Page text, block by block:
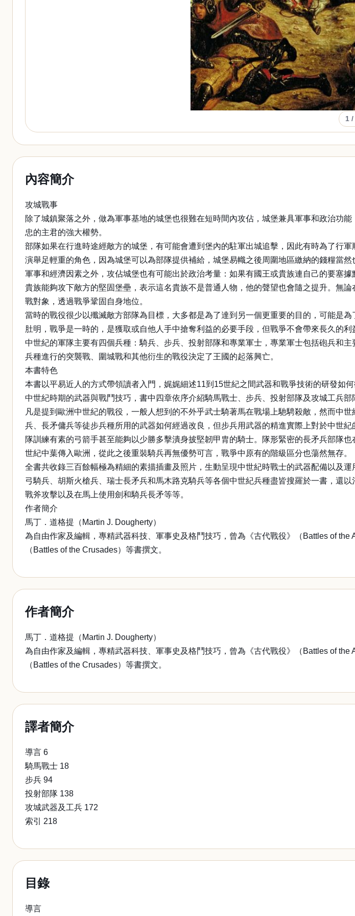
1 /
內容簡介
攻城戰事
除了城鎮聚落之外，做為軍事基地的城堡也很難在短時間內攻佔，城堡兼具軍事和政治功
忠的主君的強大權勢。
部隊如果在行進時途經敵方的城堡，有可能會遭到堡內的駐軍出城追擊，因此有時為了行
演舉足輕重的角色，因為城堡可以為部隊提供補給，城堡易幟之後周圍地區繳納的錢糧當然
軍事和經濟因素之外，攻佔城堡也有可能出於政治考量：如果有國王或貴族連自己的要塞
貴族能夠攻下敵方的堅固堡壘，表示這名貴族不是普通人物，他的聲望也會隨之提升。無
戰對象，透過戰爭鞏固自身地位。
當時的戰役很少以殲滅敵方部隊為目標，大多都是為了達到另一個更重要的目的，可能是
肚明，戰爭是一時的，是獲取或自他人手中搶奪利益的必要手段，但戰爭不會帶來長久的利
中世紀的軍隊主要有四個兵種：騎兵、步兵、投射部隊和專業軍士，專業軍士包括砲兵和
兵種進行的突襲戰、圍城戰和其他衍生的戰役決定了王國的起落興亡。
本書特色
本書以平易近人的方式帶領讀者入門，娓娓細述11到15世紀之間武器和戰爭技術的研發如
中世紀時期的武器與戰鬥技巧，書中四章依序介紹騎馬戰士、步兵、投射部隊及攻城工兵部
凡是提到歐洲中世紀的戰役，一般人想到的不外乎武士騎著馬在戰場上馳騁殺敵，然而中
兵、長矛傭兵等徒步兵種所用的武器如何經過改良，但步兵用武器的精進實際上對於中世
隊訓練有素的弓箭手甚至能夠以少勝多擊潰身披堅韌甲胄的騎士。隊形緊密的長矛兵部隊
世紀中葉傳入歐洲，從此之後重裝騎兵再無優勢可言，戰爭中原有的階級區分也蕩然無存。
全書共收錄三百餘幅極為精細的素描插畫及照片，生動呈現中世紀時戰士的武器配備以及
弓騎兵、胡斯火槍兵、瑞士長矛兵和馬木路克騎兵等各個中世紀兵種盡皆搜羅於一書，還
戰斧攻擊以及在馬上使用劍和騎兵長矛等等。
作者簡介
馬丁．道格提（Martin J. Dougherty）
為自由作家及編輯，專精武器科技、軍事史及格鬥技巧，曾為《古代戰役》（Battles of
（Battles of the Crusades）等書撰文。
作者簡介
馬丁．道格提（Martin J. Dougherty）
為自由作家及編輯，專精武器科技、軍事史及格鬥技巧，曾為《古代戰役》（Battles of
（Battles of the Crusades）等書撰文。
譯者簡介
導言 6
騎馬戰士 18
步兵 94
投射部隊 138
攻城武器及工兵 172
索引 218
目錄
導言